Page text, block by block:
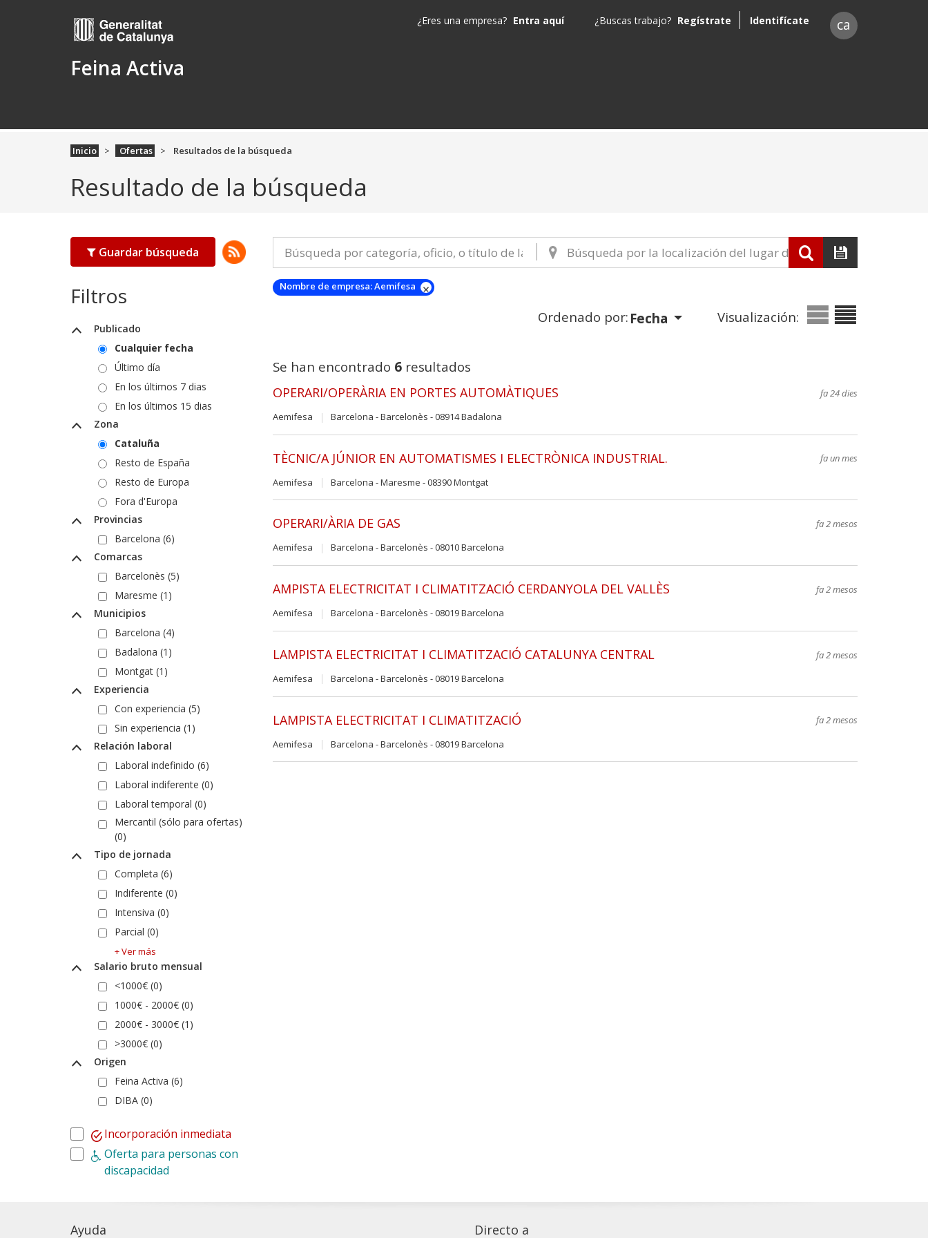
Feina Activa
¿Eres una empresa? Entra aquí ¿Buscas trabajo? Regístrate Identifícate ca
Inicio Ofertas Resultados de la búsqueda
Resultado de la búsqueda
Guardar búsqueda
Filtros
Publicado
Cualquier fecha
Último día
En los últimos 7 dias
En los últimos 15 dias
Zona
Cataluña
Resto de España
Resto de Europa
Fora d'Europa
Provincias
Barcelona (6)
Comarcas
Barcelonès (5)
Maresme (1)
Municipios
Barcelona (4)
Badalona (1)
Montgat (1)
Experiencia
Con experiencia (5)
Sin experiencia (1)
Relación laboral
Laboral indefinido (6)
Laboral indiferente (0)
Laboral temporal (0)
Mercantil (sólo para ofertas)
(0)
Tipo de jornada
Completa (6)
Indiferente (0)
Intensiva (0)
Parcial (0)
+ Ver más
Salario bruto mensual
<1000€ (0)
1000€ - 2000€ (0)
2000€ - 3000€ (1)
>3000€ (0)
Origen
Feina Activa (6)
DIBA (0)
Incorporación inmediata
Oferta para personas con
discapacidad
Nombre de empresa:Aemifesa
Ordenado por: Fecha Visualización:
Se han encontrado 6resultados
OPERARI/OPERÀRIA EN PORTES AUTOMÀTIQUES
fa 24 dies
Aemifesa
Barcelona - Barcelonès - 08914 Badalona
TÈCNIC/A JÚNIOR EN AUTOMATISMES I ELECTRÒNICA INDUSTRIAL.
fa un mes
Aemifesa
Barcelona - Maresme - 08390 Montgat
OPERARI/ÀRIA DE GAS
fa 2 mesos
Aemifesa
Barcelona - Barcelonès - 08010 Barcelona
AMPISTA ELECTRICITAT I CLIMATITZACIÓ CERDANYOLA DEL VALLÈS
fa 2 mesos
Aemifesa
Barcelona - Barcelonès - 08019 Barcelona
LAMPISTA ELECTRICITAT I CLIMATITZACIÓ CATALUNYA CENTRAL
fa 2 mesos
Aemifesa
Barcelona - Barcelonès - 08019 Barcelona
LAMPISTA ELECTRICITAT I CLIMATITZACIÓ
fa 2 mesos
Aemifesa
Barcelona - Barcelonès - 08019 Barcelona
Ayuda Directo a